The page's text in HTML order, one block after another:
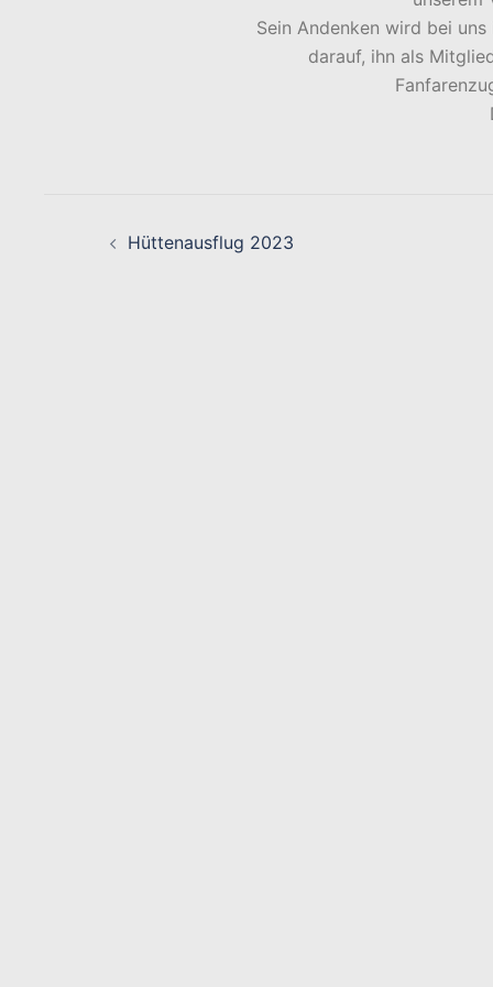
Sein Andenken wird bei
darauf, ihn als
Beitragsnavigation
Hüttenausflug 2023